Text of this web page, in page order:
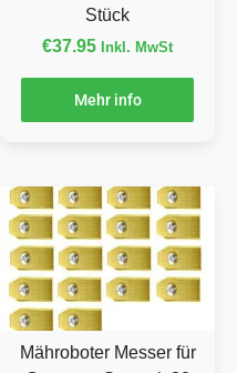
Stück
€37.95 Inkl. MwSt
Mehr info
Mähroboter Messer für